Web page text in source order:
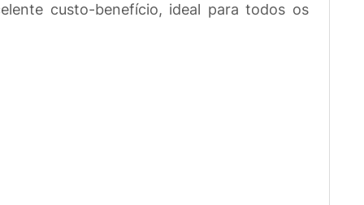
custo-benefício, ideal para todos os